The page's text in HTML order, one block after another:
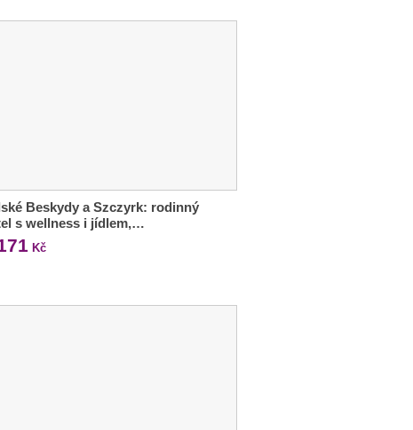
Beskydy a Szczyrk: rodinný
s wellness i jídlem,…
Kč